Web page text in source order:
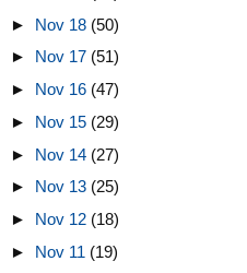
► Nov 18 (50)
► Nov 17 (51)
► Nov 16 (47)
► Nov 15 (29)
► Nov 14 (27)
► Nov 13 (25)
► Nov 12 (18)
► Nov 11 (19)